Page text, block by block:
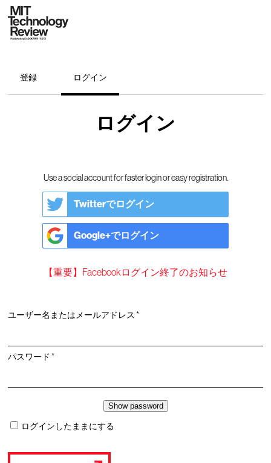
登録 ログイン
ログイン
Use a social account for faster login or easy registration.
Twitterでログイン
Google+でログイン
【重要】Facebookログイン終了のお知らせ
ユーザー名またはメールアドレス*必
パスワード*必
ログインしたままにする